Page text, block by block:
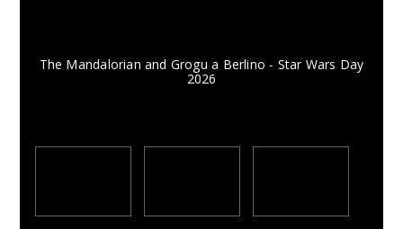
The Mandalorian and Grogu a Berlino - Star Wars Day
2026